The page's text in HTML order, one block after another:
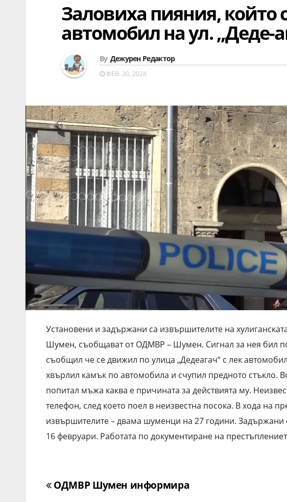
Заловиха пияния, който
автомобил на ул. „Деде-
By Дежурен Редактор
ФЕВ. 20, 2024
Установени и задържани са извършителите на
Шумен, съобщават от ОДМВР – Шумен. Сигнал за нея бил
съобщил че се движил по улица „Дедеагач“ с лек
хвърлил камък по автомобила и счупил предното стъкло.
попитал мъжа каква е причината за действията му.
телефон, след което поел в неизвестна посока. В хода на
извършителите – двама шуменци на 27 години. Задържани
16 февруари. Работата по документиране на
Навигация
ОДМВР Шумен информира